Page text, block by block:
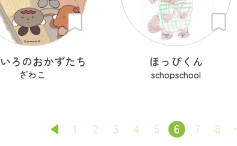
ろのおかずたち
ざわこ
ほっぴくん
schopschool
1 2 3 4 5 6 7 8